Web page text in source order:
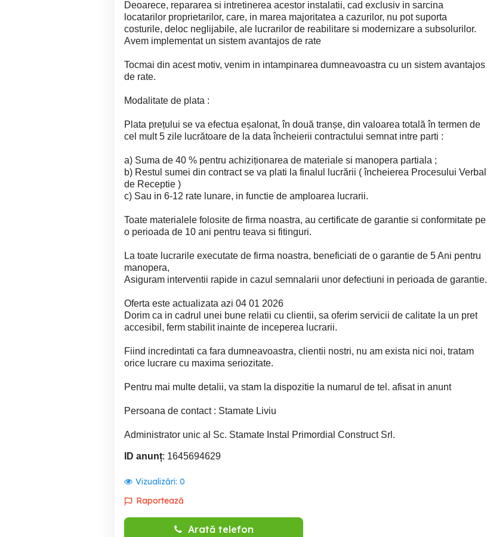
Deoarece, repararea si intretinerea acestor instalatii, cad exclusiv in sarcina
locatarilor proprietarilor, care, in marea majoritatea a cazurilor, nu pot suporta
costurile, deloc neglijabile, ale lucrarilor de reabilitare si modernizare a subsolurilor.
Avem implementat un sistem avantajos de rate
Tocmai din acest motiv, venim in intampinarea dumneavoastra cu un sistem avantajos
de rate.
Modalitate de plata :
Plata prețului se va efectua eșalonat, în două tranșe, din valoarea totală în termen de
cel mult 5 zile lucrătoare de la data încheierii contractului semnat intre parti :
a) Suma de 40 % pentru achiziționarea de materiale si manopera partiala ;
b) Restul sumei din contract se va plati la finalul lucrării ( încheierea Procesului Verbal
de Receptie )
c) Sau in 6-12 rate lunare, in functie de amploarea lucrarii.
Toate materialele folosite de firma noastra, au certificate de garantie si conformitate pe
o perioada de 10 ani pentru teava si fitinguri.
La toate lucrarile executate de firma noastra, beneficiati de o garantie de 5 Ani pentru
manopera,
Asiguram interventii rapide in cazul semnalarii unor defectiuni in perioada de garantie.
Oferta este actualizata azi 04 01 2026
Dorim ca in cadrul unei bune relatii cu clientii, sa oferim servicii de calitate la un pret
accesibil, ferm stabilit inainte de inceperea lucrarii.
Fiind incredintati ca fara dumneavoastra, clientii nostri, nu am exista nici noi, tratam
orice lucrare cu maxima seriozitate.
Pentru mai multe detalii, va stam la dispozitie la numarul de tel. afisat in anunt
Persoana de contact : Stamate Liviu
Administrator unic al Sc. Stamate Instal Primordial Construct Srl.
ID anunț: 1645694629
Vizualizări: 0
Raportează
Arată telefon